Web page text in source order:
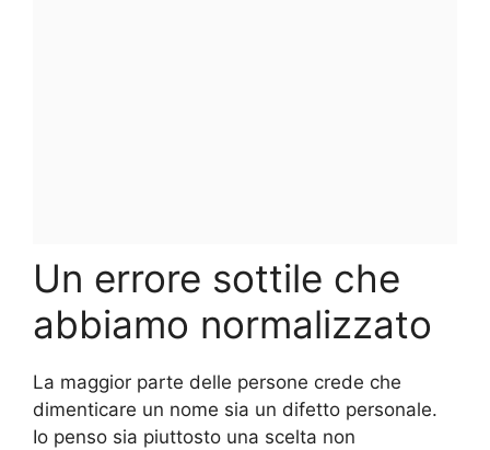
Un errore sottile che
abbiamo normalizzato
La maggior parte delle persone crede che
dimenticare un nome sia un difetto personale.
Io penso sia piuttosto una scelta non